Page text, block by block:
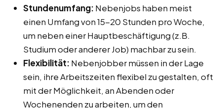
Stundenumfang: Nebenjobs haben meist
einen Umfang von 15-20 Stunden pro Woche,
um neben einer Hauptbeschäftigung (z.B.
Studium oder anderer Job) machbar zu sein.
Flexibilität: Nebenjobber müssen in der Lage
sein, ihre Arbeitszeiten flexibel zu gestalten, oft
mit der Möglichkeit, an Abenden oder
Wochenenden zu arbeiten, um den